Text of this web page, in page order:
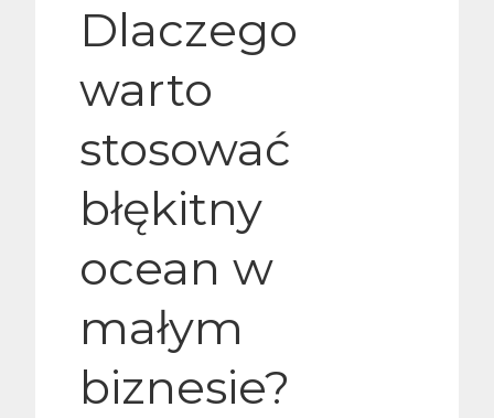
Dlaczego
warto
stosować
błękitny
ocean w
małym
biznesie?